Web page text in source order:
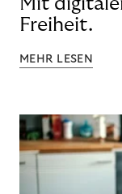
Freiheit.
MEHR LESEN